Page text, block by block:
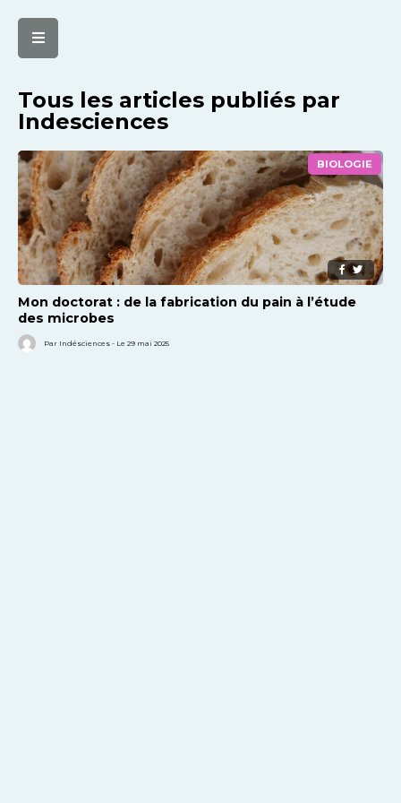
Tous les articles publiés par
Indesciences
BIOLOGIE
Mon doctorat : de la fabrication du pain à l’étude
des microbes
Par Indésciences - Le 29 mai 2025